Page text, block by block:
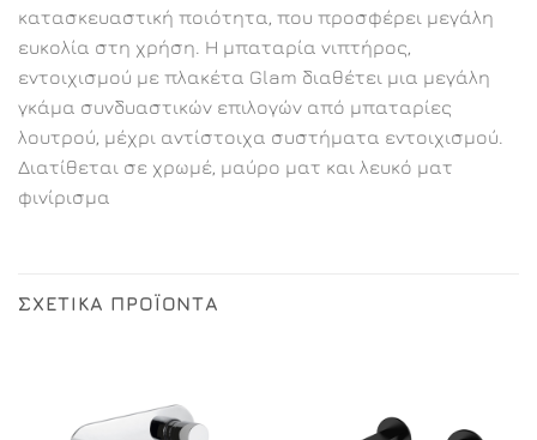
κατασκευαστική ποιότητα, που προσφέρει μεγάλη
ευκολία στη χρήση. Η μπαταρία νιπτήρος,
εντοιχισμού με πλακέτα Glam διαθέτει μια μεγάλη
γκάμα συνδυαστικών επιλογών από μπαταρίες
λουτρού, μέχρι αντίστοιχα συστήματα εντοιχισμού.
Διατίθεται σε χρωμέ, μαύρο ματ και λευκό ματ
φινίρισμα
ΣΧΕΤΙΚΆ ΠΡΟΪΌΝΤΑ